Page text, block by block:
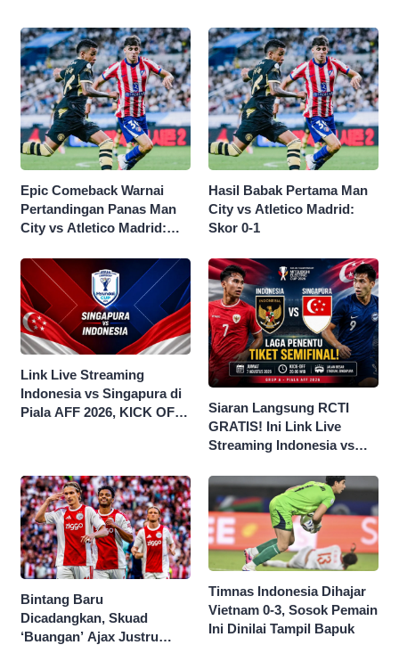
Epic Comeback Warnai
Pertandingan Panas Man
City vs Atletico Madrid:
Hasil Babak Pertama Man
City vs Atletico Madrid:
Skor 0-1
Link Live Streaming
Indonesia vs Singapura di
Piala AFF 2026, KICK OFF
Siaran Langsung RCTI
GRATIS! Ini Link Live
Streaming Indonesia vs
2026
Bintang Baru
Dicadangkan, Skuad
‘Buangan’ Ajax Justru
Timnas Indonesia Dihajar
Vietnam 0-3, Sosok Pemain
Ini Dinilai Tampil Bapuk